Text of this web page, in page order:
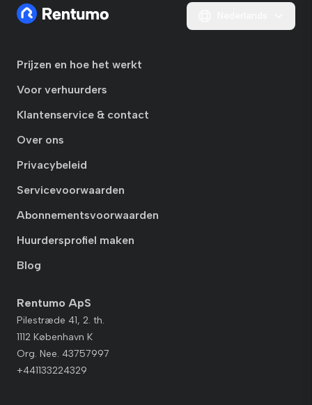
Prijzen en hoe het werkt
Voor verhuurders
Klantenservice & contact
Over ons
Privacybeleid
Servicevoorwaarden
Abonnementsvoorwaarden
Huurdersprofiel maken
Blog
Rentumo ApS
Pilestræde 41, 2. th.
1112 København K
Org. Nee. 43757997
+441133224329